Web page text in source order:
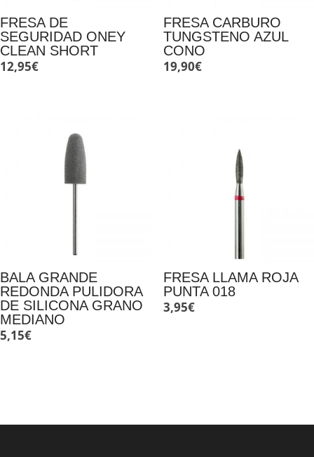
FRESA DE
SEGURIDAD ONEY
CLEAN SHORT
12,95€
FRESA CARBURO
TUNGSTENO AZUL
CONO
19,90€
BALA GRANDE
REDONDA PULIDORA
DE SILICONA GRANO
MEDIANO
5,15€
FRESA LLAMA ROJA
PUNTA 018
3,95€